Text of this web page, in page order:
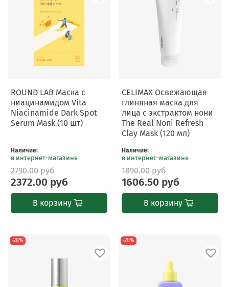
ROUND LAB Маска с
ниацинамидом Vita
Niacinamide Dark Spot
Serum Mask (10 шт)
Наличие:
в интернет-магазине
2790.00 руб
2372.00 руб
В корзину
CELIMAX Освежающая
глиняная маска для
лица с экстрактом нони
The Real Noni Refresh
Clay Mask (120 мл)
Наличие:
в интернет-магазине
1890.00 руб
1606.50 руб
В корзину
-20% -20%